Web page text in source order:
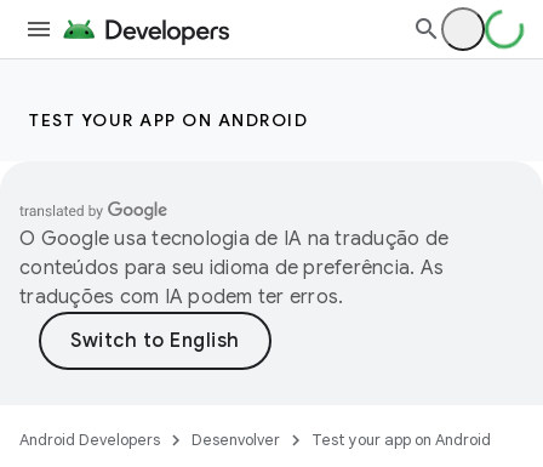
TEST YOUR APP ON ANDROID
O Google usa tecnologia de IA na tradução de
conteúdos para seu idioma de preferência. As
traduções com IA podem ter erros.
Android Developers Desenvolver Test your app on Android